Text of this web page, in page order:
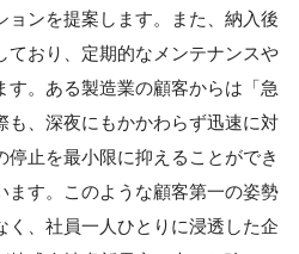
ョンを提案します。また、納入後
ており、定期的なメンテナンスや
す。ある製造業の顧客からは「急
も、深夜にもかかわらず迅速に対
止を最小限に抑えることができ
ます。このような顧客第一の姿勢
く、社員一人ひとりに浸透した企